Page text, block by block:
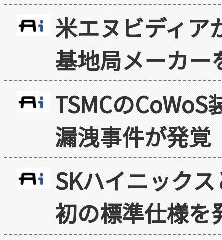
米エヌビディア
基地局メーカー
TSMCの
漏洩事件が発覚
SKハイニック
初の標準仕様を